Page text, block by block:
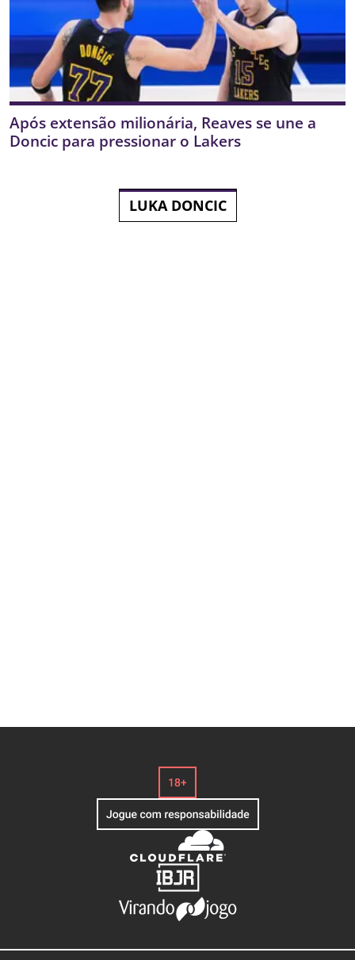
Após extensão milionária, Reaves se une a
Doncic para pressionar o Lakers
LUKA DONCIC